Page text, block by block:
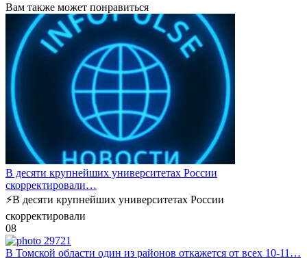
Вам также может понравиться
В десяти крупнейших университетах России
скорректировали…
⚡️В десяти крупнейших университетах России
скорректировали
08
В Томской области один из районов откажется от всех 10-11…